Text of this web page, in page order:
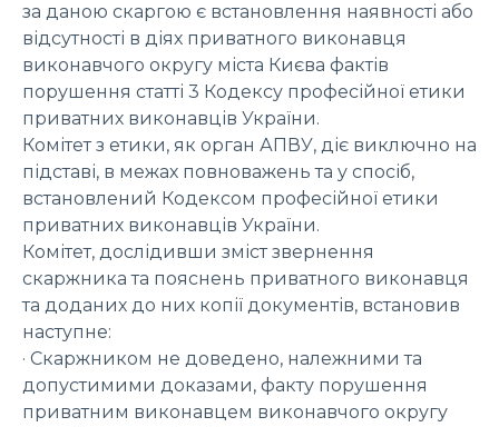
за даною скаргою є встановлення наявності або
відсутності в діях приватного виконавця
виконавчого округу міста Києва фактів
порушення статті 3 Кодексу професійної етики
приватних виконавців України.
Комітет з етики, як орган АПВУ, діє виключно на
підставі, в межах повноважень та у спосіб,
встановлений Кодексом професійної етики
приватних виконавців України.
Комітет, дослідивши зміст звернення
скаржника та пояснень приватного виконавця
та доданих до них копії документів, встановив
наступне:
· Скаржником не доведено, належними та
допустимими доказами, факту порушення
приватним виконавцем виконавчого округу